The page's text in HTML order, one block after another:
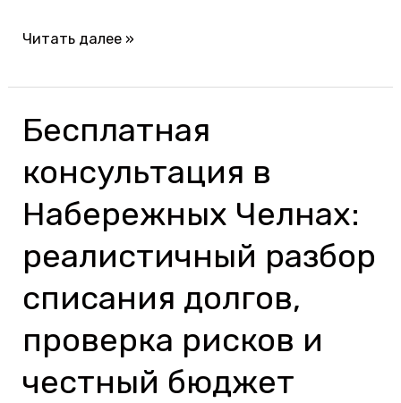
Читать далее »
Бесплатная
консультация в
Набережных Челнах:
реалистичный разбор
списания долгов,
проверка рисков и
честный бюджет
Бесплатная
в
Набережных
Челнах:
реалистичный
списания
долгов,
проверка
рисков